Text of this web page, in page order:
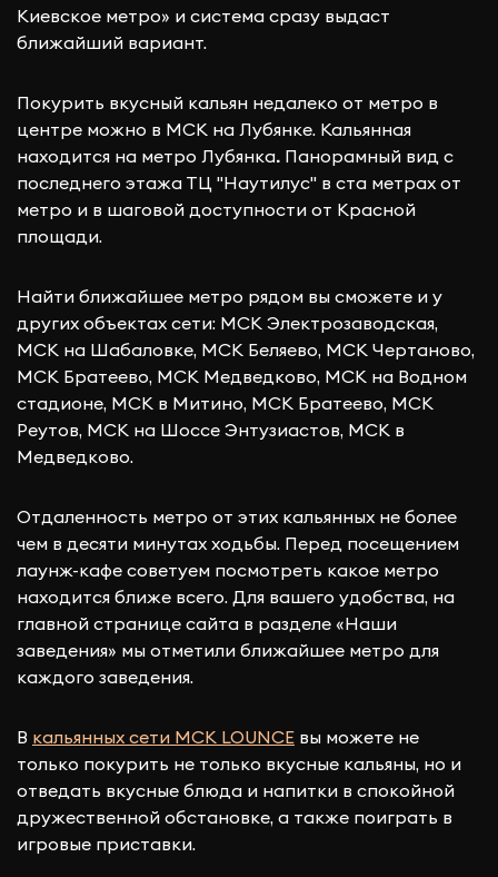
Киевское метро» и система сразу выдаст
ближайший вариант.
Покурить вкусный кальян недалеко от метро в
центре можно в МСК на Лубянке. Кальянная
находится на метро Лубянка. Панорамный вид с
последнего этажа ТЦ "Наутилус" в ста метрах от
метро и в шаговой доступности от Красной
площади.
Найти ближайшее метро рядом вы сможете и у
других объектах сети: МСК Электрозаводская,
МСК на Шабаловке, МСК Беляево, МСК Чертаново,
МСК Братеево, МСК Медведково, МСК на Водном
стадионе, МСК в Митино, МСК Братеево, МСК
Реутов, МСК на Шоссе Энтузиастов, МСК в
Медведково.
Отдаленность метро от этих кальянных не более
чем в десяти минутах ходьбы. Перед посещением
лаунж-кафе советуем посмотреть какое метро
находится ближе всего. Для вашего удобства, на
главной странице сайта в разделе «Наши
заведения» мы отметили ближайшее метро для
каждого заведения.
В кальянных сети МСК LOUNCE вы можете не
только покурить не только вкусные кальяны, но и
отведать вкусные блюда и напитки в спокойной
дружественной обстановке, а также поиграть в
игровые приставки.